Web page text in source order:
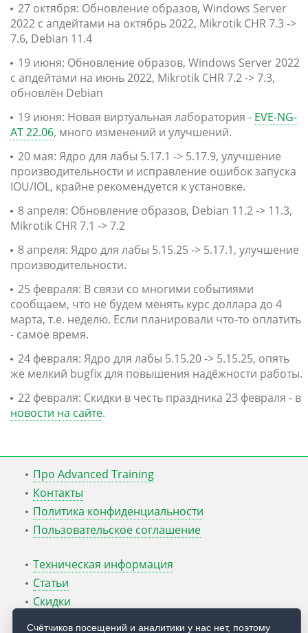
27 октября: Обновление образов, Windows Server
2022 с апдейтами на октябрь 2022, Mikrotik CHR 7.3 ->
7.6, Debian 11.4
19 июня: Обновление образов, Windows Server 2022
с апдейтами на июнь 2022, Mikrotik CHR 7.2 -> 7.3,
обновлён Debian
19 июня: Новая виртуальная лаборатория - EVE-NG-
AT 22.06, много изменений и улучшений.
20 мая: Ядро для лабы 5.17.1 -> 5.17.9, улучшение
производительности и исправление ошибок запуска
IOU/IOL, крайне рекомендуется к установке.
8 апреля: Обновление образов, Debian 11.2 -> 11.3,
Mikrotik CHR 7.1 -> 7.2
8 апреля: Ядро для лабы 5.15.25 -> 5.17.1, улучшение
производительности.
25 февраля: В связи со многими событиями
сообщаем, что не будем менять курс доллара до 4
марта, т.е. неделю. Если планировали что-то оплатить
- самое время.
24 февраля: Ядро для лабы 5.15.20 -> 5.15.25, опять
же мелкий bugfix для повышения надёжности работы.
22 февраля: Скидки в честь праздника 23 февраля - в
новости на сайте.
Про Advanced Training
Контакты
Политика конфиденциальности
Пользовательское соглашение
Техническая информация
Статьи
Скидки
Счётчиков посещений и аналитики у нас нет, поэтому